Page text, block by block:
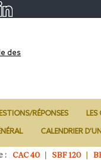
des
RÉPONSES LES
CALENDRIER
: CAC 40 SBF 120